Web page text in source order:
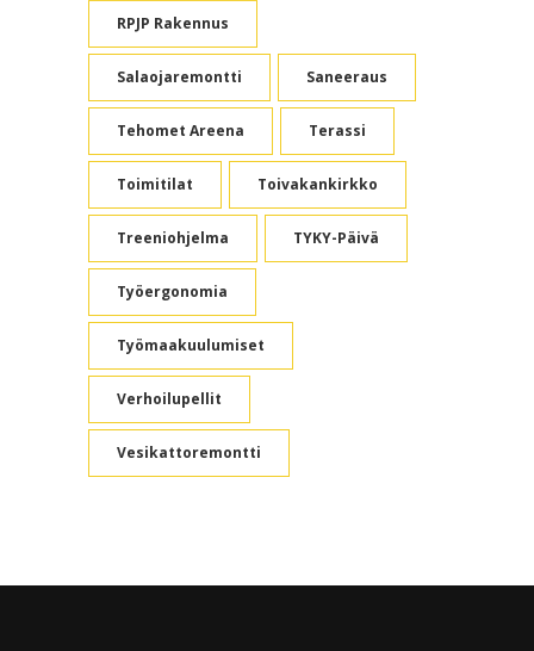
RPJP Rakennus
Salaojaremontti Saneeraus
Tehomet Areena Terassi
Toimitilat Toivakankirkko
Treeniohjelma TYKY-Päivä
Työergonomia
Työmaakuulumiset
Verhoilupellit
Vesikattoremontti